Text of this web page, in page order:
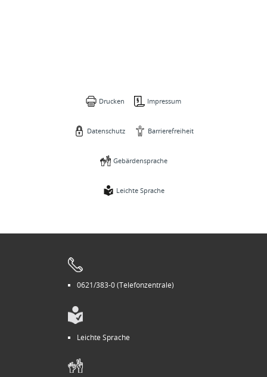
Drucken Impressum
Datenschutz Barrierefreiheit
Gebärdensprache
Leichte Sprache
0621/383-0 (Telefonzentrale)
Leichte Sprache